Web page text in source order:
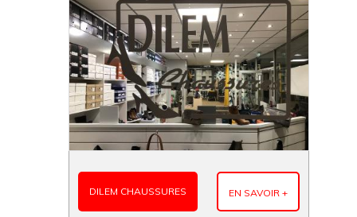
DILEM CHAUSSURES EN SAVOIR +